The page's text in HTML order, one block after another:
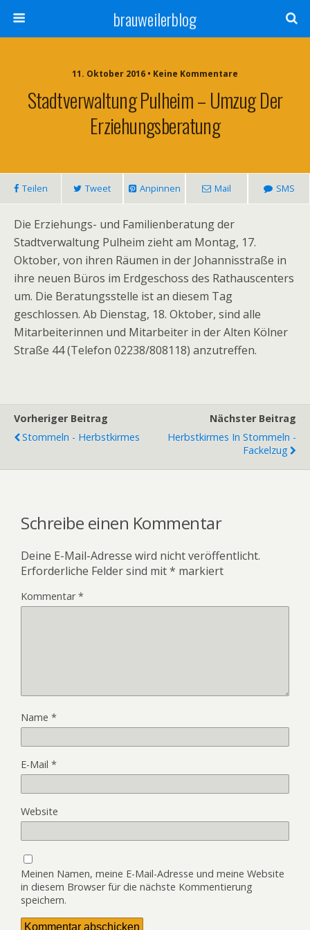
brauweilerblog
11. Oktober 2016 • Keine Kommentare
Stadtverwaltung Pulheim – Umzug Der
Erziehungsberatung
Teilen Tweet Anpinnen Mail SMS
Die Erziehungs- und Familienberatung der
Stadtverwaltung Pulheim zieht am Montag, 17.
Oktober, von ihren Räumen in der Johannisstraße in
ihre neuen Büros im Erdgeschoss des Rathauscenters
um. Die Beratungsstelle ist an diesem Tag
geschlossen. Ab Dienstag, 18. Oktober, sind alle
Mitarbeiterinnen und Mitarbeiter in der Alten Kölner
Straße 44 (Telefon 02238/808118) anzutreffen.
Vorheriger Beitrag
Stommeln - Herbstkirmes
Nächster Beitrag
Herbstkirmes In Stommeln -
Fackelzug
Schreibe einen Kommentar
Deine E-Mail-Adresse wird nicht veröffentlicht.
Erforderliche Felder sind mit* markiert
Kommentar*
Name *
E-Mail *
Website
Meinen Namen, meine E-Mail-Adresse und meine Website
in diesem Browser für die nächste Kommentierung
speichern.